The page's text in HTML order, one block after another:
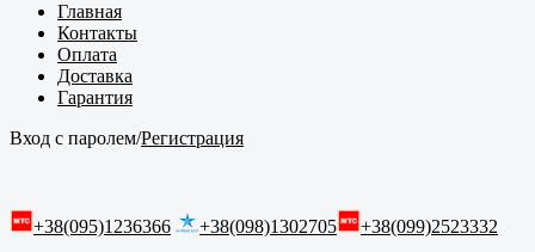
Главная
Контакты
Оплата
Доставка
Гарантия
Вход с паролем/Регистрация
+38(095)1236366 +38(098)1302705 +38(099)2523332